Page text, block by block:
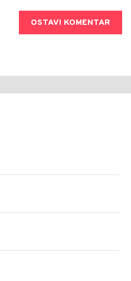
OSTAVI KOMENTAR